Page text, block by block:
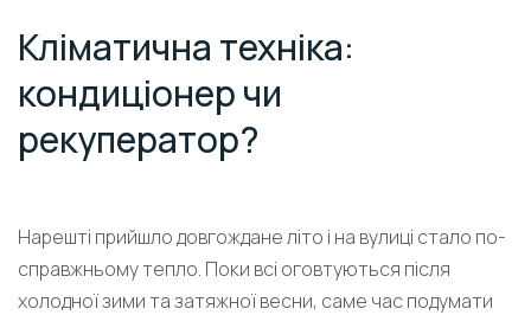
Кліматична техніка:
кондиціонер чи
рекуператор?
Нарешті прийшло довгождане літо і на вулиці стало по-
справжньому тепло. Поки всі оговтуються після
холодної зими та затяжної весни, саме час подумати